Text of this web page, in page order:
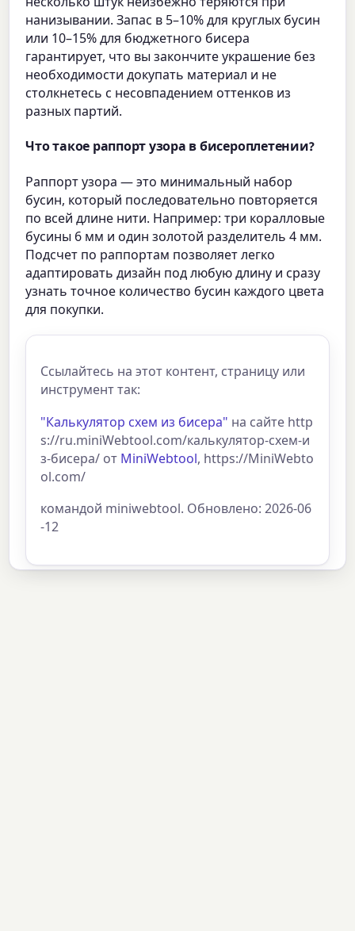
нанизывании. Запас в 5–10% для круглых бусин
или 10–15% для бюджетного бисера
гарантирует, что вы закончите украшение без
необходимости докупать материал и не
столкнетесь с несовпадением оттенков из
разных партий.
Что такое раппорт узора в бисероплетении?
Раппорт узора — это минимальный набор
бусин, который последовательно повторяется
по всей длине нити. Например: три коралловые
бусины 6 мм и один золотой разделитель 4 мм.
Подсчет по раппортам позволяет легко
адаптировать дизайн под любую длину и сразу
узнать точное количество бусин каждого цвета
для покупки.
Ссылайтесь на этот контент, страницу или
инструмент так:
"Калькулятор схем из бисера" на сайте http
s://ru.miniWebtool.com/калькулятор-схем-и
з-бисера/ от MiniWebtool, https://MiniWebto
ol.com/
командой miniwebtool. Обновлено: 2026-06
-12